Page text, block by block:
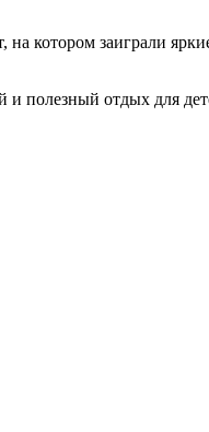
на котором заиграли
полезный отдых для